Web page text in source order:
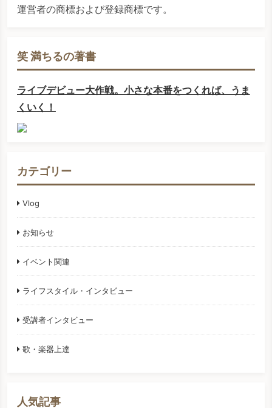
運営者の商標および登録商標です。
笑 満ちるの著書
ライブデビュー大作戦。小さな本番をつくれば、うま
くいく！
カテゴリー
Vlog
お知らせ
イベント関連
ライフスタイル・インタビュー
受講者インタビュー
歌・楽器上達
人気記事